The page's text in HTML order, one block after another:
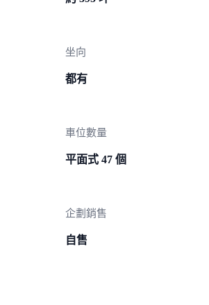
坐向
都有
車位數量
平面式 47 個
企劃銷售
自售